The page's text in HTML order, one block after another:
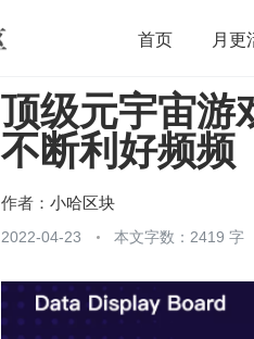
首页 月更
开源 架构
团队管理 程序员
顶级元宇宙游
不断利好频频
作者： 小哈区块
2022-04-23 本文字数：2419 字